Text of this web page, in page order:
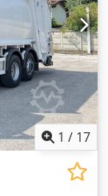
=
nap
jó Műszaki
Kár:
éve: 2024
TELJES
1 / 17